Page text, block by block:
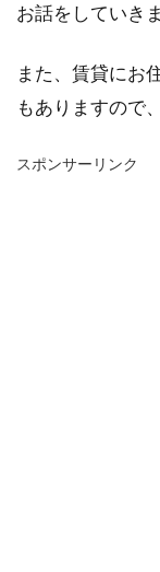
お話をしていきま
また、賃貸にお
もありますので
スポンサーリンク